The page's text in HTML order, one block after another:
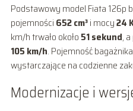
Podstawowy model Fiata 126p
pojemności 652 cm³i mocy24
km/h trwało około 51 sekund,
105 km/h. Pojemność
wystarczające na codzienne
Modernizacje i